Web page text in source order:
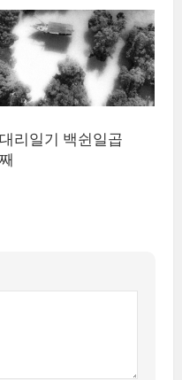
리일기 백쉰일곱